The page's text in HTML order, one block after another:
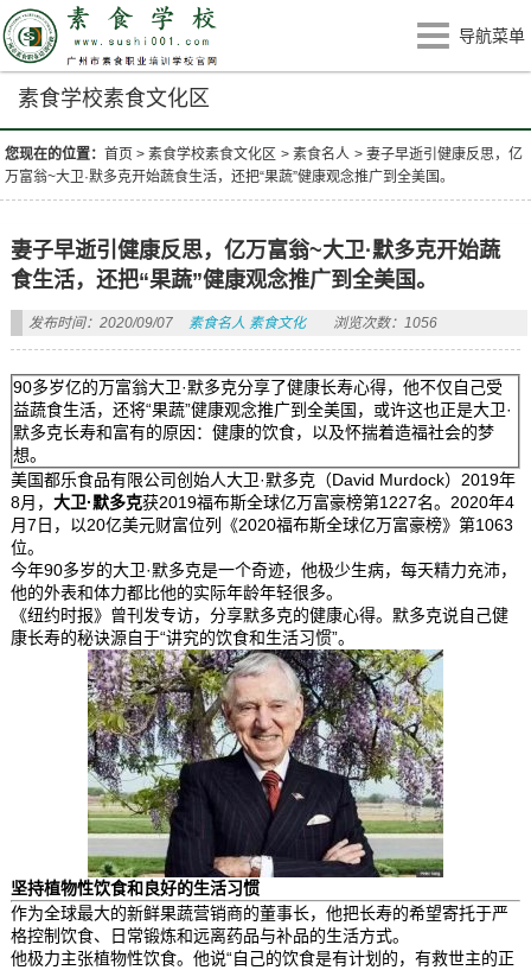
导航菜单
素食学校素食文化区
您现在的位置：首页 >素食学校素食文化区 >素食名人 >妻子早逝引健康反思，亿
万富翁~大卫·默多克开始蔬食生活，还把“果蔬”健康观念推广到全美国。
妻子早逝引健康反思，亿万富翁~大卫·默多克开始蔬
食生活，还把“果蔬”健康观念推广到全美国。
发布时间：2020/09/07 素食名人 素食文化 浏览次数：1056
90多岁亿的万富翁大卫·默多克分享了健康长寿心得，他不仅自己受
益蔬食生活，还将“果蔬”健康观念推广到全美国，或许这也正是大卫·
默多克长寿和富有的原因：健康的饮食，以及怀揣着造福社会的梦
想。
美国都乐食品有限公司创始人大卫·默多克（David Murdock）2019年
8月， 大卫·默多克获2019福布斯全球亿万富豪榜第1227名。2020年4
月7日，以20亿美元财富位列《2020福布斯全球亿万富豪榜》第1063
位。
今年90多岁的大卫·默多克是一个奇迹，他极少生病，每天精力充沛，
他的外表和体力都比他的实际年龄年轻很多。
《纽约时报》曾刊发专访，分享默多克的健康心得。默多克说自己健
康长寿的秘诀源自于“讲究的饮食和生活习惯”。
坚持植物性饮食和良好的生活习惯
作为全球最大的新鲜果蔬营销商的董事长，他把长寿的希望寄托于严
格控制饮食、日常锻炼和远离药品与补品的生活方式。
他极力主张植物性饮食。他说“自己的饮食是有计划的，有救世主的正